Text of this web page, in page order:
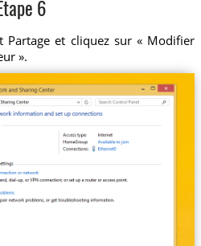
Etape 6
Partage et cliquez sur « Modifier
».